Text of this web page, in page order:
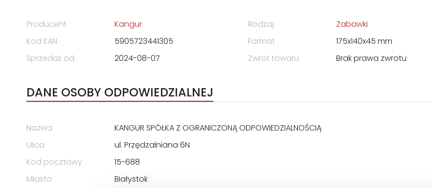
Producent
Kangur
Kod EAN
5905723441305
Sprzedaż od
2024-08-07
Rodzaj
Zabawki
Format
175x140x45 mm
Zwrot towaru
Brak prawa zwrotu
DANE OSOBY ODPOWIEDZIALNEJ
Nazwa
KANGUR SPÓŁKA Z OGRANICZONĄ ODPOWIEDZIALNOŚCIĄ
Ulica
ul. Przędzalniana 6N
Kod pocztowy
15-688
Miasto
Białystok